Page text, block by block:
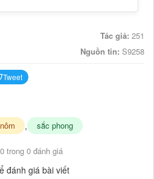
Tác giả: 251
Nguồn tin: S9258
Tweet
, sắc phong
trong 0 đánh giá
đánh giá bài viết